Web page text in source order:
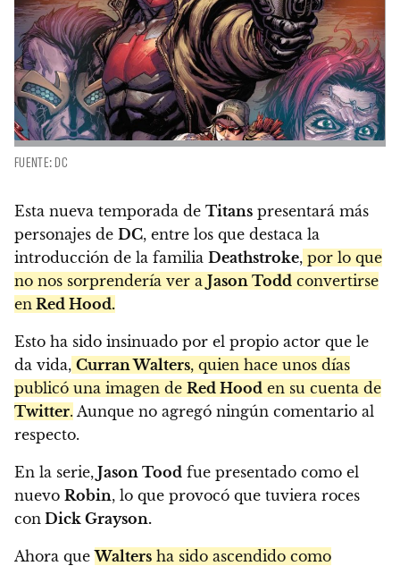
FUENTE: DC
Esta nueva temporada de Titans presentará más
personajes de DC, entre los que destaca la
introducción de la familia Deathstroke, por lo que
no nos sorprendería ver a Jason Todd convertirse
en Red Hood.
Esto ha sido insinuado por el propio actor que le
da vida, Curran Walters, quien hace unos días
publicó una imagen de Red Hood en su cuenta de
Twitter. Aunque no agregó ningún comentario al
respecto.
En la serie, Jason Tood fue presentado como el
nuevo Robin, lo que provocó que tuviera roces
con Dick Grayson.
Ahora queWalters ha sido ascendido como